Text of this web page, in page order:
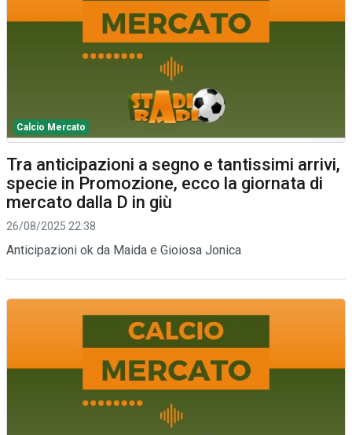
Calcio Mercato
Tra anticipazioni a segno e tantissimi arrivi,
specie in Promozione, ecco la giornata di
mercato dalla D in giù
26/08/2025 22:38
Anticipazioni ok da Maida e Gioiosa Jonica